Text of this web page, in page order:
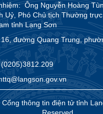
Ông Nguyễn Hoàng
Uỷ, Phó Chủ tịch Thường
tỉnh Lạng Sơn
16, đường Quang Trung,
(0205)3812.209
thông tin điện tử tỉnh
Reserved